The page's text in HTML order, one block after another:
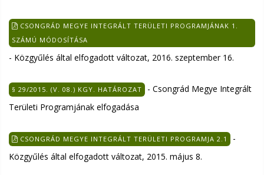
CSONGRÁD MEGYE INTEGRÁLT TERÜLETI PROGRAMJÁNAK 1.
SZÁMÚ MÓDOSÍTÁSA
- Közgyűlés által elfogadott változat, 2016. szeptember 16.
§ 29/2015. (V. 08.) KGY. HATÁROZAT
- Csongrád Megye Integrált
Területi Programjának elfogadása
CSONGRÁD MEGYE INTEGRÁLT TERÜLETI PROGRAMJA 2.1
-
Közgyűlés által elfogadott változat, 2015. május 8.